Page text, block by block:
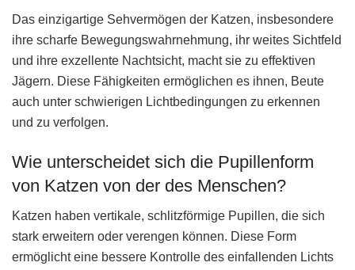
Das einzigartige Sehvermögen der Katzen, insbesondere
ihre scharfe Bewegungswahrnehmung, ihr weites Sichtfeld
und ihre exzellente Nachtsicht, macht sie zu effektiven
Jägern. Diese Fähigkeiten ermöglichen es ihnen, Beute
auch unter schwierigen Lichtbedingungen zu erkennen
und zu verfolgen.
Wie unterscheidet sich die Pupillenform
von Katzen von der des Menschen?
Katzen haben vertikale, schlitzförmige Pupillen, die sich
stark erweitern oder verengen können. Diese Form
ermöglicht eine bessere Kontrolle des einfallenden Lichts